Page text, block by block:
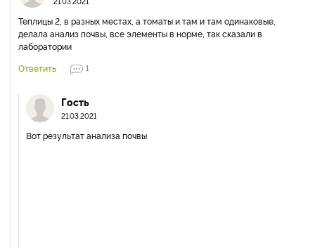
Теплицы 2, в разных местах, а томаты и там и там одинаковые,
делала анализ почвы, все элементы в норме, так сказали в
лаборатории
Ответить
1
Гость
21.03.2021
Вот результат анализа почвы